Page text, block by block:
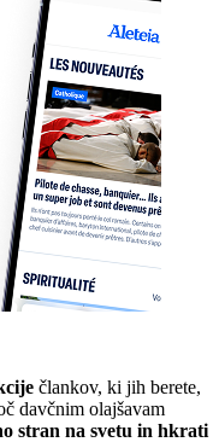
člankov, ki jih berete,
davčnim olajšavam
stran na svetu in hkrati